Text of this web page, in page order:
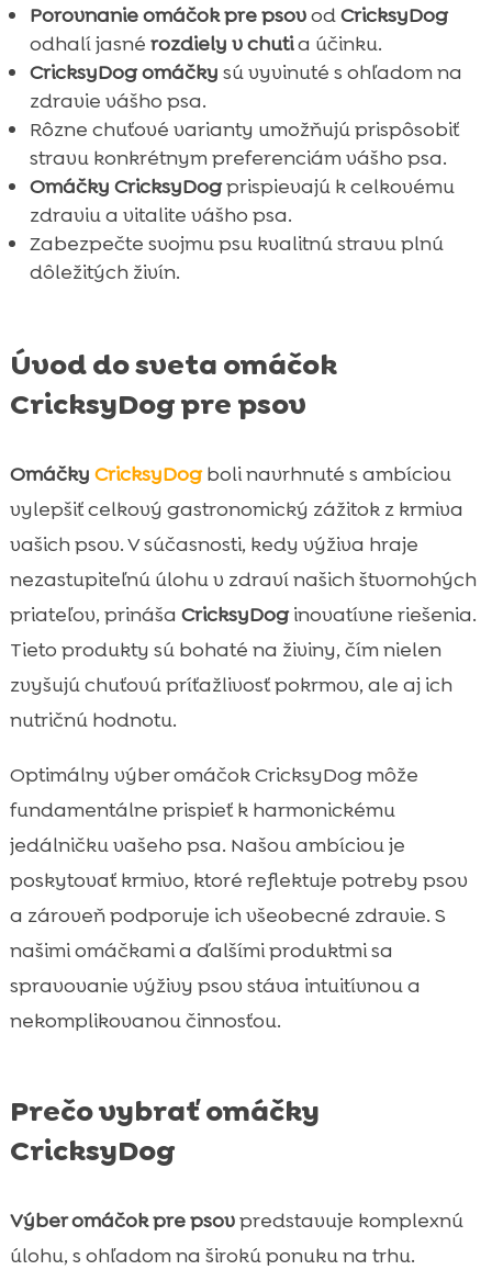
 Friky pamlsky a ich vhodnosť pre vašeho
psa
MeatLover trety pre skutočných
mäsožravcov
Twinky vitamíny pre celkové zdravie
 Kozmetické produkty CricksyDog – Chloé
šampón a balzam na nos a labky
 Ako správne podávať omáčky CricksyDog
 Záver
Porovnanie omáčok pre psovodCricksyDog
odhalí jasné rozdiely v chutia účinku.
CricksyDog omáčky sú vyvinuté s ohľadom na
zdravie vášho psa.
Rôzne chuťové varianty umožňujú prispôsobiť
stravu konkrétnym preferenciám vášho psa.
Omáčky CricksyDogprispievajú k celkovému
zdraviu a vitalite vášho psa.
Zabezpečte svojmu psu kvalitnú stravu plnú
dôležitých živín.
Úvod do sveta omáčok
CricksyDog pre psov
Omáčky CricksyDogboli navrhnuté s ambíciou
vylepšiť celkový gastronomický zážitok z krmiva
vašich psov. V súčasnosti, kedy výživa hraje
nezastupiteľnú úlohu v zdraví našich štvornohých
priateľov, prináša CricksyDoginovatívne riešenia.
Tieto produkty sú bohaté na živiny, čím nielen
zvyšujú chuťovú príťažlivosť pokrmov, ale aj ich
nutričnú hodnotu.
Optimálny výber omáčok CricksyDog môže
fundamentálne prispieť k harmonickému
jedálničku vašeho psa. Našou ambíciou je
poskytovať krmivo, ktoré reflektuje potreby psov
a zároveň podporuje ich všeobecné zdravie. S
našimi omáčkami a ďalšími produktmi sa
spravovanie výživy psov stáva intuitívnou a
nekomplikovanou činnosťou.
Prečo vybrať omáčky
CricksyDog
Výber omáčok pre psovpredstavuje komplexnú
úlohu, s ohľadom na širokú ponuku na trhu.